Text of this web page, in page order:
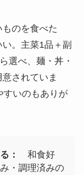
のを食べた
。主菜1品＋副
選べ、麺・丼・
されていま
すいのもありが
：
和食好
・調理済みの